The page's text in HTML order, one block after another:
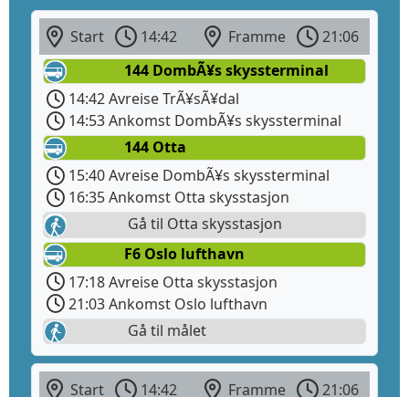
Start 14:42 Framme
21:06
144 DombÃ¥s skyssterminal
14:42 Avreise TrÃ¥sÃ¥dal
14:53 Ankomst DombÃ¥s skyssterminal
144 Otta
15:40 Avreise DombÃ¥s skyssterminal
16:35 Ankomst Otta skysstasjon
Gå til Otta skysstasjon
F6 Oslo lufthavn
17:18 Avreise Otta skysstasjon
21:03 Ankomst Oslo lufthavn
Gå til målet
Start 14:42 Framme
21:06